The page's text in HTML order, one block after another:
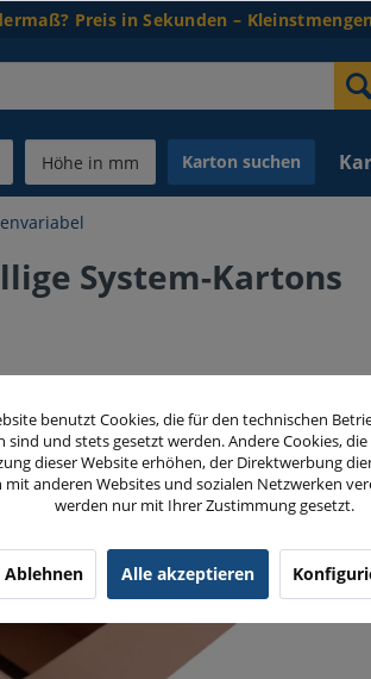
Preis in Sekunden –
Karton suchen
System-Kartons
benutzt Cookies, die für den technischen
sind und stets gesetzt werden. Andere Cookies,
dieser Website erhöhen, der Direktwerbung
anderen Websites und sozialen Netzwerken
werden nur mit Ihrer Zustimmung gesetzt.
Ablehnen Alle akzeptieren